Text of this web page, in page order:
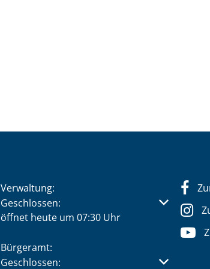
Verwaltung:
Klicken, um weitere Öffnungs- oder
Geschlossen:
öffnet heute um 07:30 Uhr
Bürgeramt:
Klicken, um weitere Öffnungs- oder
Geschlossen: